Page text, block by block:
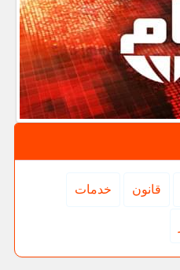
قانون خدمات